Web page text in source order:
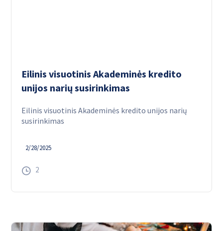
Eilinis visuotinis Akademinės kredito
unijos narių susirinkimas
Eilinis visuotinis Akademinės kredito unijos narių
susirinkimas
2/28/2025
2